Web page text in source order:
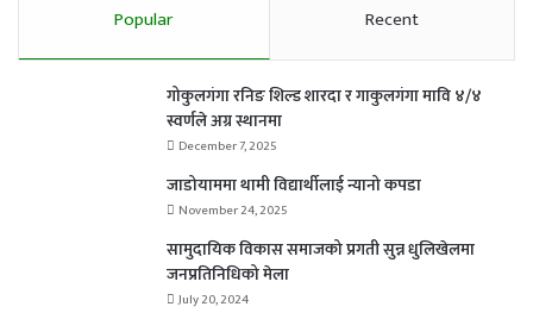
Popular Recent
गोकुलगंगा रनिङ शिल्ड शारदा र गाकुलगंगा मावि ४/४
स्वर्णले अग्र स्थानमा
December 7, 2025
जाडोयाममा थामी विद्यार्थीलाई न्यानो कपडा
November 24, 2025
सामुदायिक विकास समाजको प्रगती सुन्न धुलिखेलमा
जनप्रतिनिधिको मेला
July 20, 2024